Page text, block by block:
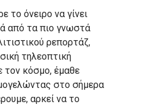
όνειρο να γίνει
από τα πιο γνωστά
ρεπορτάζ,
τηλεοπτική
τον κόσμο, έμαθε
στο σήμερα
αρκεί να το